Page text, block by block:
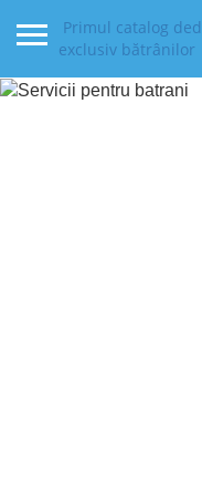
Primul catalog
exclusiv bătrânilor